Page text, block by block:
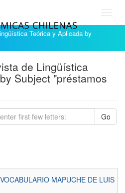
Teórica y Aplicada by
de Lingüística
Subject "préstamos
Go
MAPUCHE DE LUIS